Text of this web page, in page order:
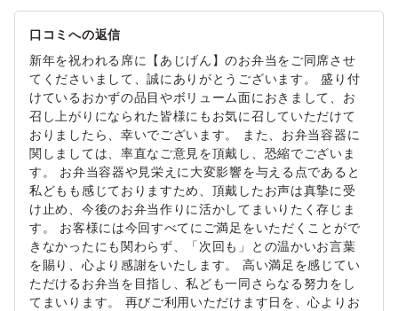
口コミへの返信
新年を祝われる席に【あじげん】のお弁当をご同席させ
てくださいまして、誠にありがとうございます。 盛り付
けているおかずの品目やボリューム面におきまして、お
召し上がりになられた皆様にもお気に召していただけて
おりましたら、幸いでございます。 また、お弁当容器に
関しましては、率直なご意見を頂戴し、恐縮でございま
す。 お弁当容器や見栄えに大変影響を与える点であると
私どもも感じておりますため、頂戴したお声は真摯に受
け止め、今後のお弁当作りに活かしてまいりたく存じま
す。 お客様には今回すべてにご満足をいただくことがで
きなかったにも関わらず、「次回も」との温かいお言葉
を賜り、心より感謝をいたします。 高い満足を感じてい
ただけるお弁当を目指し、私ども一同さらなる努力をし
てまいります。 再びご利用いただけます日を、心よりお